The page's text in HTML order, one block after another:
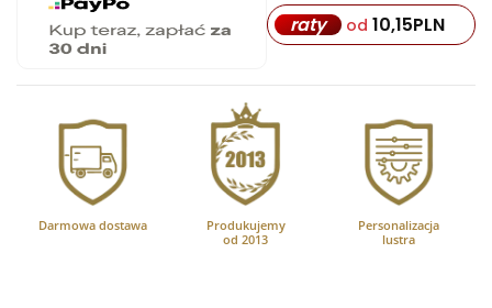
raty od 10,15PLN
Darmowa dostawa
Produkujemy
od 2013
Personalizacja
lustra